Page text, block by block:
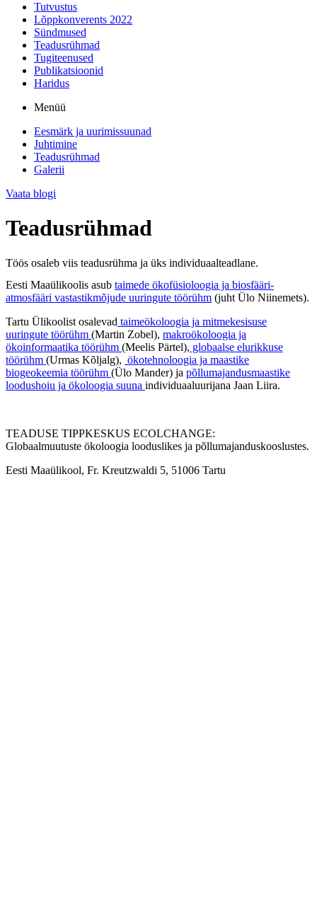
Tutvustus
Lõppkonverents 2022
Sündmused
Teadusrühmad
Tugiteenused
Publikatsioonid
Haridus
Menüü
Eesmärk ja uurimissuunad
Juhtimine
Teadusrühmad
Galerii
Vaata blogi
Teadusrühmad
Töös osaleb viis teadusrühma ja üks individuaalteadlane.
Eesti Maaülikoolis asub taimede ökofüsioloogia ja biosfääri-
atmosfääri vastastikmõjude uuringute töörühm (juht Ülo Niinemets).
Tartu Ülikoolist osalevad taimeökoloogia ja mitmekesisuse
uuringute töörühm (Martin Zobel), makroökoloogia ja
ökoinformaatika töörühm (Meelis Pärtel), globaalse elurikkuse
töörühm (Urmas Kõljalg), ökotehnoloogia ja maastike
biogeokeemia töörühm (Ülo Mander) ja põllumajandusmaastike
loodushoiu ja ökoloogia suuna individuaaluurijana Jaan Liira.
TEADUSE TIPPKESKUS ECOLCHANGE:
Globaalmuutuste ökoloogia looduslikes ja põllumajanduskooslustes.
Eesti Maaülikool, Fr. Kreutzwaldi 5, 51006 Tartu